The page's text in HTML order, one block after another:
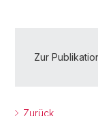
Zur
Zurück